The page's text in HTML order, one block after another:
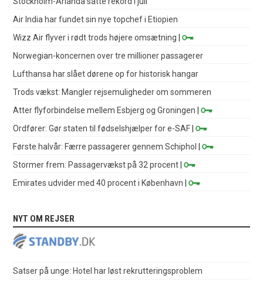
Air India har fundet sin nye topchef i Etiopien
Wizz Air flyver i rødt trods højere omsætning |
Norwegian-koncernen over tre millioner passagerer
Lufthansa har slået dørene op for historisk hangar
Trods vækst: Mangler rejsemuligheder om sommeren
Atter flyforbindelse mellem Esbjerg og Groningen |
Ordfører: Gør staten til fødselshjælper for e-SAF |
Første halvår: Færre passagerer gennem Schiphol
|
Stormer frem: Passagervækst på 32 procent |
Emirates udvider med 40 procent i København |
NYT OM REJSER
Satser på unge: Hotel har løst rekrutteringsproblem